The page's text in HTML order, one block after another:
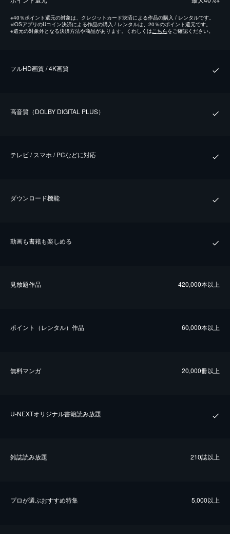
※40％ポイント還元の対象は、クレジットカード決済による作品の購入 / レンタルです。
※iOSアプリのUコイン決済による作品の購入 / レンタルは、20％のポイント還元です。
※還元の対象外となる決済方法や商品があります。くわしくはこちらをご確認ください。
フルHD画質 / 4K画質
⾼⾳質（DOLBY DIGITAL PLUS）
テレビ / スマホ / PCなどに対応
ダウンロード機能
動画も書籍も楽しめる
⾒放題作品 420,000本以上
ポイント（レンタル）作品 60,000本以上
無料マンガ 20,000冊以上
U-NEXTオリジナル書籍読み放題
雑誌読み放題 210誌以上
プロが選ぶおすすめ特集 5,000以上